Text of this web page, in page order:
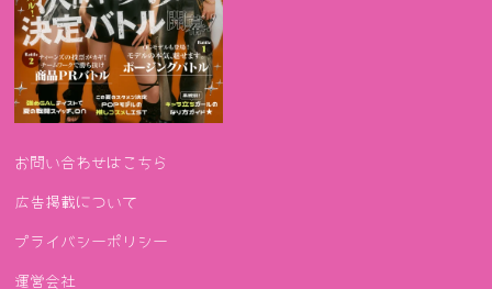
お問い合わせはこちら
広告掲載について
プライバシーポリシー
運営会社